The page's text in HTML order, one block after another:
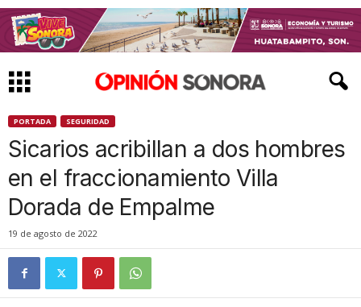
PORTADA SEGURIDAD
Sicarios acribillan a dos hombres
en el fraccionamiento Villa
Dorada de Empalme
19 de agosto de 2022